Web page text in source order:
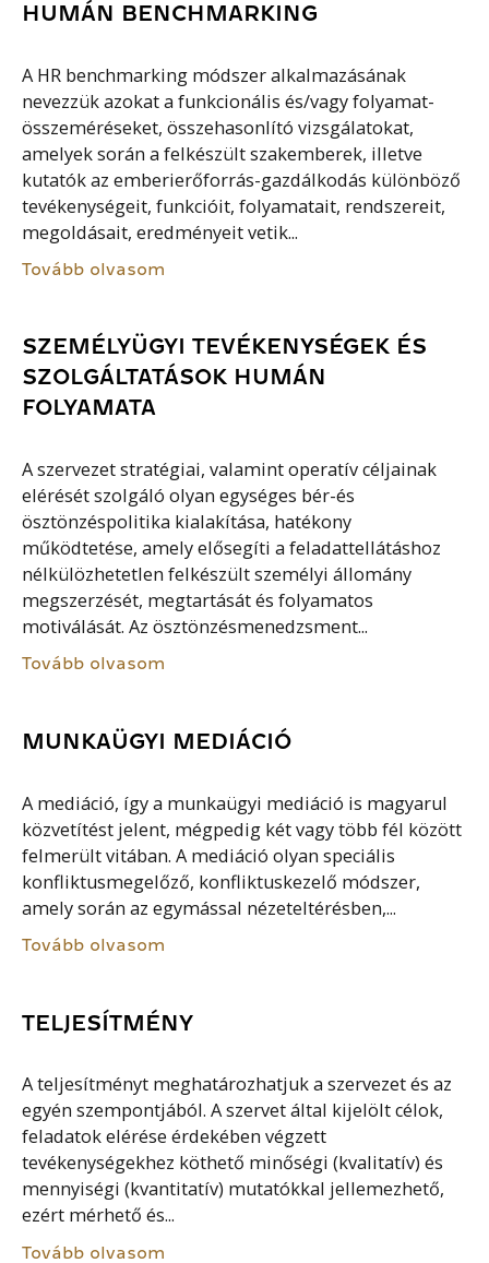
HUMÁN BENCHMARKING
A HR benchmarking módszer alkalmazásának
nevezzük azokat a funkcionális és/vagy folyamat-
összeméréseket, összehasonlító vizsgálatokat,
amelyek során a felkészült szakemberek, illetve
kutatók az emberierőforrás-gazdálkodás különböző
tevékenységeit, funkcióit, folyamatait, rendszereit,
megoldásait, eredményeit vetik...
Tovább olvasom
SZEMÉLYÜGYI TEVÉKENYSÉGEK ÉS
SZOLGÁLTATÁSOK HUMÁN
FOLYAMATA
A szervezet stratégiai, valamint operatív céljainak
elérését szolgáló olyan egységes bér-és
ösztönzéspolitika kialakítása, hatékony
működtetése, amely elősegíti a feladattellátáshoz
nélkülözhetetlen felkészült személyi állomány
megszerzését, megtartását és folyamatos
motiválását. Az ösztönzésmenedzsment...
Tovább olvasom
MUNKAÜGYI MEDIÁCIÓ
A mediáció, így a munkaügyi mediáció is magyarul
közvetítést jelent, mégpedig két vagy több fél között
felmerült vitában. A mediáció olyan speciális
konfliktusmegelőző, konfliktuskezelő módszer,
amely során az egymással nézeteltérésben,...
Tovább olvasom
TELJESÍTMÉNY
A teljesítményt meghatározhatjuk a szervezet és az
egyén szempontjából. A szervet által kijelölt célok,
feladatok elérése érdekében végzett
tevékenységekhez köthető minőségi (kvalitatív) és
mennyiségi (kvantitatív) mutatókkal jellemezhető,
ezért mérhető és...
Tovább olvasom